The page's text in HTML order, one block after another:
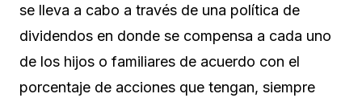
se lleva a cabo a través de una política de
dividendos en donde se compensa a cada uno
de los hijos o familiares de acuerdo con el
porcentaje de acciones que tengan, siempre